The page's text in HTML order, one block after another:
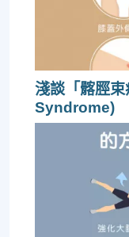
淺談「髂脛
Syndrome)